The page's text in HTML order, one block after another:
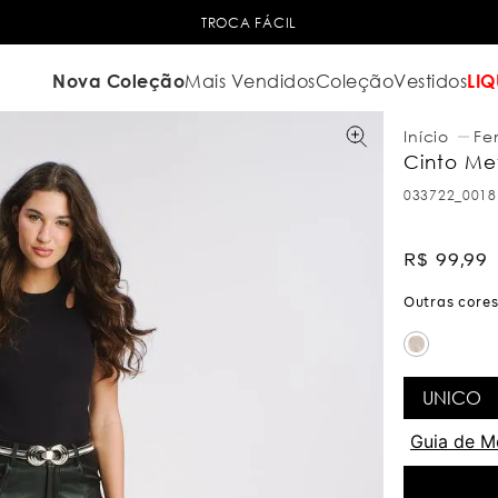
Nova ColeçãoMais VendidosColeçãoVestidos
Cinto
033722_0018
R$ 99,99
UNICO
Guia de